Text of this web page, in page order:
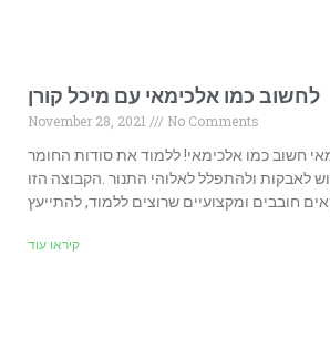
לחשוב כמו אלכימאי עם מיכל קורן
November 28, 2021
No Comments
חשוב כמו אלכימאי! ללמוד את סודות החומר
לאבקות ולהתפלל לאלוהי התנור .הקבוצה הזו
קיראו עוד